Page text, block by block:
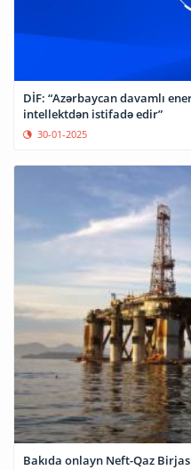
DİF: “Azərbaycan davamlı
intellektdən istifadə edir”
30-01-2025
Bakıda onlayn Neft-Qaz